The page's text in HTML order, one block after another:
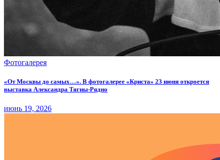
Фотогалерея
«От Москвы до самых…». В фотогалерее «Криста» 23 июня откроется
выставка Александра Тягны-Рядно
июнь 19, 2026